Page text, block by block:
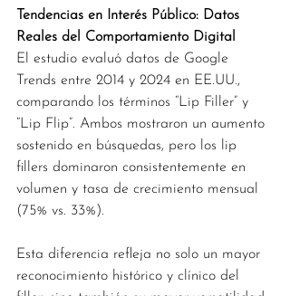
Tendencias en Interés Público: Datos
Reales del Comportamiento Digital
El estudio evaluó datos de Google
Trends entre 2014 y 2024 en EE.UU.,
comparando los términos “Lip Filler” y
“Lip Flip”. Ambos mostraron un aumento
sostenido en búsquedas, pero los lip
fillers dominaron consistentemente en
volumen y tasa de crecimiento mensual
(75% vs. 33%).
Esta diferencia refleja no solo un mayor
reconocimiento histórico y clínico del